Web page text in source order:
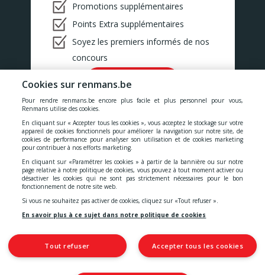
Promotions supplémentaires
Points Extra supplémentaires
Soyez les premiers informés de nos
concours
Ok!
Nos prix comprennent toutes les taxes, la TVA, les droits et les
services.
Cookies
- Confidentialité - Conditions générales
Déclaration d'accessibilité
© 2026 S.A. Quality Meat Renmans
Cookies sur renmans.be
Pour rendre renmans.be encore plus facile et plus personnel pour vous,
Renmans utilise des cookies.
En cliquant sur « Accepter tous les cookies », vous acceptez le stockage sur votre
appareil de cookies fonctionnels pour améliorer la navigation sur notre site, de
cookies de performance pour analyser son utilisation et de cookies marketing
pour contribuer à nos efforts marketing.
En cliquant sur «Paramétrer les cookies » à partir de la bannière ou sur notre
page relative à notre politique de cookies, vous pouvez à tout moment activer ou
désactiver les cookies qui ne sont pas strictement nécessaires pour le bon
fonctionnement de notre site web.
Si vous ne souhaitez pas activer de cookies, cliquez sur «Tout refuser ».
En savoir plus à ce sujet dans notre politique de cookies
Accepter tous les cookies
Tout refuser